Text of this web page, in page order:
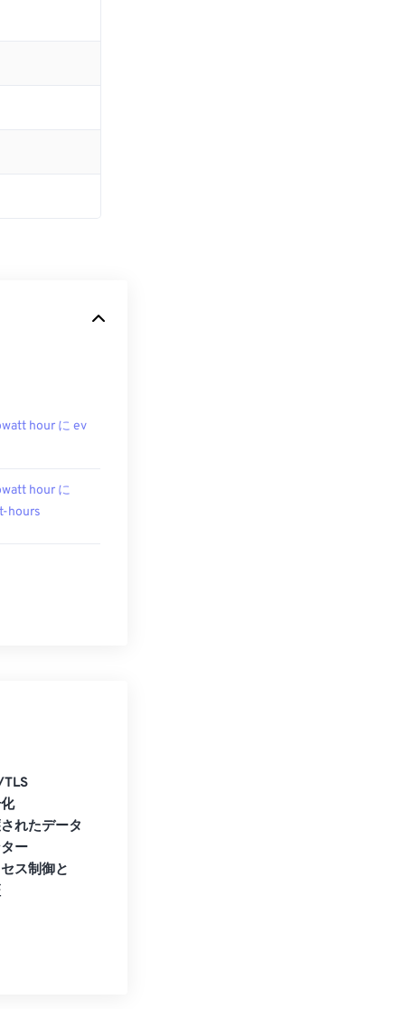
hour に ev
hour に
hours
TLS
れたデータ
ー
ス制御と